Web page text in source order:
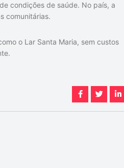
condições de saúde. No país, a
comunitárias.
o Lar Santa Maria, sem custos